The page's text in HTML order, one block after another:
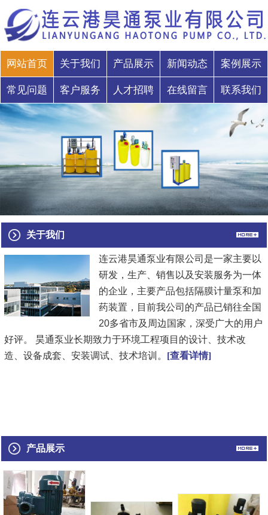
网站首页 关于我们 产品展示 新闻动态 案例展示
常见问题 客户服务 人才招聘 在线留言 联系我们
关于我们
连云港昊通泵业有限公司是一家主要以
研发，生产、销售以及安装服务为一体
的企业，主要产品包括隔膜计量泵和加
药装置，目前我公司的产品已销往全国
20多省市及周边国家，深受广大的用户
好评。 昊通泵业长期致力于环境工程项目的设计、技术改
造、设备成套、安装调试、技术培训。 [查看详情]
产品展示